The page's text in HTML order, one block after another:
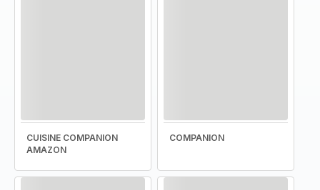
CUISINE COMPANION
AMAZON
COMPANION